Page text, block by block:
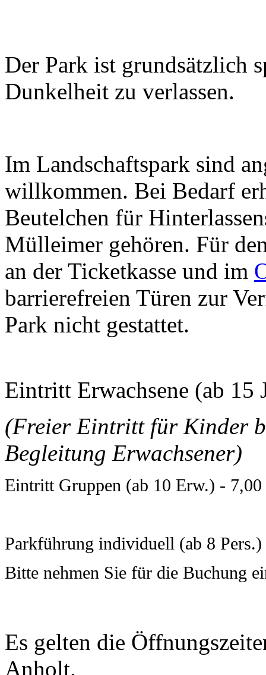
Der Park ist grundsätzlich
Dunkelheit zu verlassen.
Im Landschaftspark sind
willkommen. Bei Bedarf
Beutelchen für
Mülleimer gehören. Für
an der Ticketkasse und im
barrierefreien Türen zur
Park nicht gestattet.
Eintritt Erwachsene (ab 15
(Freier Eintritt für Kinder
Begleitung Erwachsener)
Eintritt Gruppen (ab 10 Erw.) - 7,00
Parkführung individuell (ab 8
Bitte nehmen Sie für die Buchung
Es gelten die
Anholt.